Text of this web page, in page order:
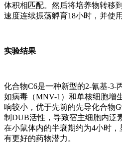
体积相匹配。然后将培养物转移
速度连续振荡孵育18小时，并使
实验结果
化合物C6是一种新型的2-氰基-
如病毒（MNV-1）和单核细胞增
响较小，优于先前的先导化合物
制DUB活性，导致宿主细胞内泛
在小鼠体内的半衰期约为4小时
有更好的药物潜力。